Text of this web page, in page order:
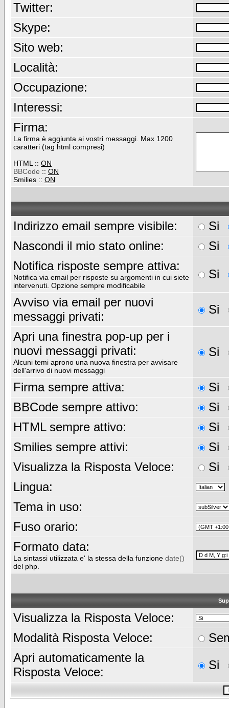
Twitter:
Skype:
Sito web:
Località:
Occupazione:
Interessi:
Firma:
La firma è aggiunta ai vostri messaggi. Max 1200
caratteri (tag html compresi)
HTML :: ON
BBCode :: ON
Smilies :: ON
Indirizzo email sempre visibile:
Si
Nascondi il mio stato online:
Si
Notifica risposte sempre attiva:
Notifica via email per risposte su argomenti in cui siete
intervenuti. Opzione sempre modificabile
Si
Avviso via email per nuovi
messaggi privati:
Si
Apri una finestra pop-up per i
nuovi messaggi privati:
Alcuni temi aprono una nuova finestra per avvisare
dell'arrivo di nuovi messaggi
Si
Firma sempre attiva:
Si
BBCode sempre attivo:
Si
HTML sempre attivo:
Si
Smilies sempre attivi:
Si
Visualizza la Risposta Veloce:
Si
Lingua:
Tema in uso:
Fuso orario:
Formato data:
La sintassi utilizzata e' la stessa della funzione date()
del php.
Visualizza la Risposta Veloce:
Modalità Risposta Veloce:
Apri automaticamente la
Risposta Veloce:
Si